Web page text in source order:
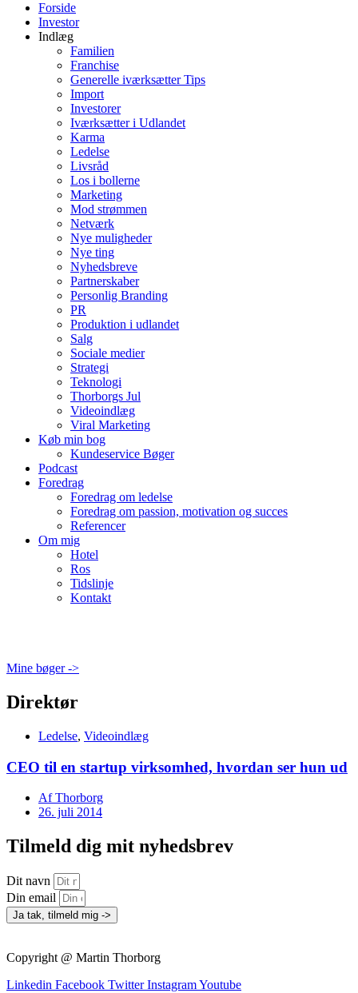
Forside
Investor
Indlæg
Familien
Franchise
Generelle iværksætter Tips
Import
Investorer
Iværksætter i Udlandet
Karma
Ledelse
Livsråd
Los i bollerne
Marketing
Mod strømmen
Netværk
Nye muligheder
Nye ting
Nyhedsbreve
Partnerskaber
Personlig Branding
PR
Produktion i udlandet
Salg
Sociale medier
Strategi
Teknologi
Thorborgs Jul
Videoindlæg
Viral Marketing
Køb min bog
Kundeservice Bøger
Podcast
Foredrag
Foredrag om ledelse
Foredrag om passion, motivation og succes
Referencer
Om mig
Hotel
Ros
Tidslinje
Kontakt
Mine bøger ->
Direktør
Ledelse, Videoindlæg
CEO til en startup virksomhed, hvordan ser hun ud
AfThorborg
26. juli 2014
Tilmeld dig mit nyhedsbrev
Dit navn
Din email
Ja tak, tilmeld mig ->
Copyright @ Martin Thorborg
Linkedin Facebook Twitter InstagramYoutube